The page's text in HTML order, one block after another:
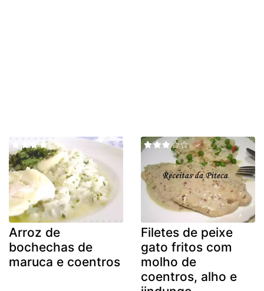
Arroz de
bochechas de
maruca e coentros
Filetes de peixe
gato fritos com
molho de
coentros, alho e